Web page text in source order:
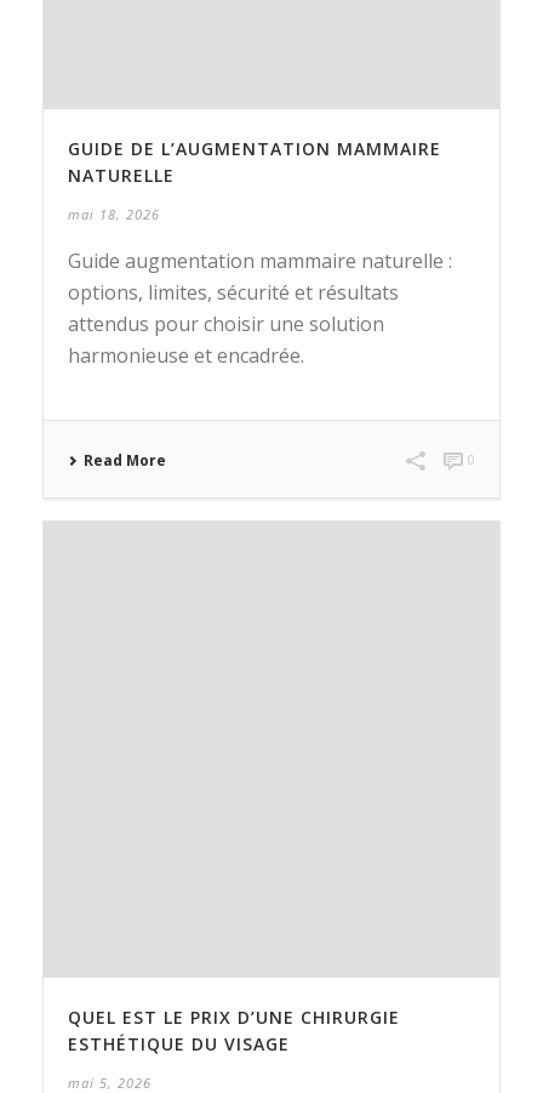
GUIDE DE L’AUGMENTATION MAMMAIRE
NATURELLE
mai 18, 2026
Guide augmentation mammaire naturelle :
options, limites, sécurité et résultats
attendus pour choisir une solution
harmonieuse et encadrée.
Read More 0
QUEL EST LE PRIX D’UNE CHIRURGIE
ESTHÉTIQUE DU VISAGE
mai 5, 2026